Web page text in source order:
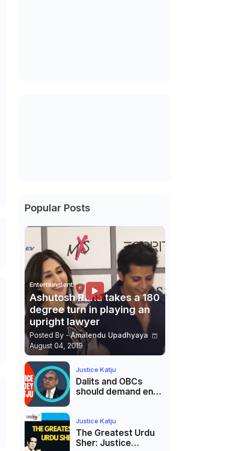
Popular Posts
Entertainment
Ashutosh Rana takes a 180
degree turn in playing an
upright lawyer
Posted By - Amalendu Upadhyaya
August 04, 2019
Justice Katju
Dalits and OBCs
should demand end
Justice Katju
The Greatest Urdu
Sher: Justice